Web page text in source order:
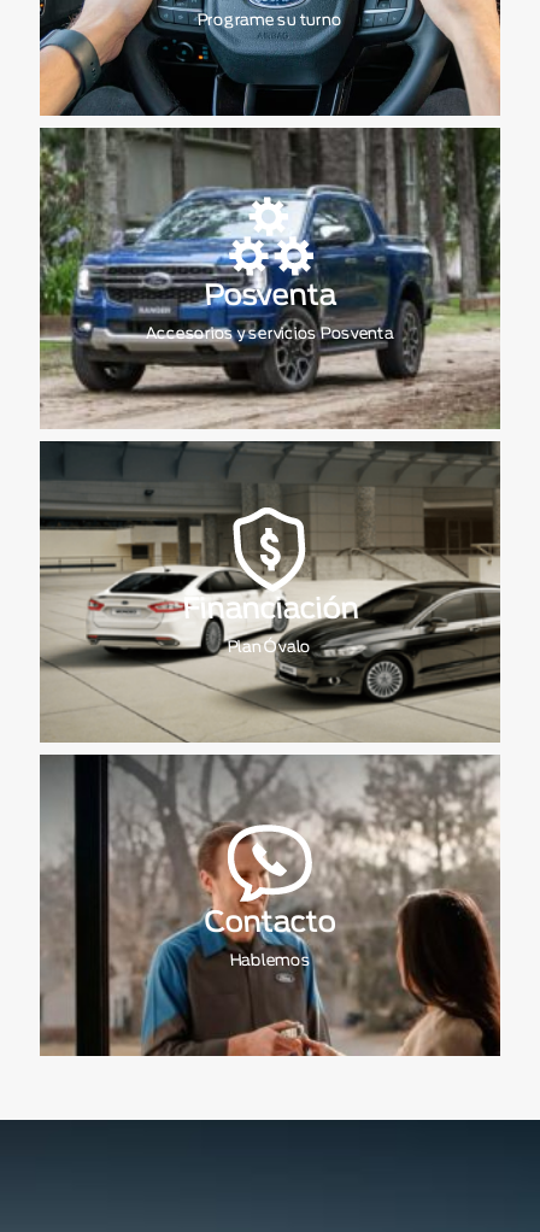
Programe su turno
Posventa
Accesorios y servicios Posventa
Financiación
Plan Óvalo
Contacto
Hablemos